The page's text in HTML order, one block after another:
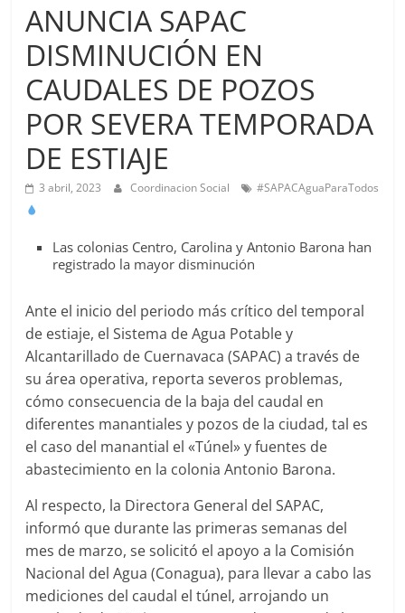
Potable
Alcantarillado
del
Municipio
de
Cuernavaca
ANUNCIA SAPAC
DISMINUCIÓN EN
CAUDALES DE POZOS
POR SEVERA TEMPORADA
DE ESTIAJE
3 abril, 2023 Coordinacion Social #SAPACAguaParaTodos
Las colonias Centro, Carolina y Antonio Barona han
registrado la mayor disminución
Ante el inicio del periodo más crítico del temporal
de estiaje, el Sistema de Agua Potable y
Alcantarillado de Cuernavaca (SAPAC) a través de
su área operativa, reporta severos problemas,
cómo consecuencia de la baja del caudal en
diferentes manantiales y pozos de la ciudad, tal es
el caso del manantial el «Túnel» y fuentes de
abastecimiento en la colonia Antonio Barona.
Al respecto, la Directora General del SAPAC,
informó que durante las primeras semanas del
mes de marzo, se solicitó el apoyo a la Comisión
Nacional del Agua (Conagua), para llevar a cabo las
mediciones del caudal el túnel, arrojando un